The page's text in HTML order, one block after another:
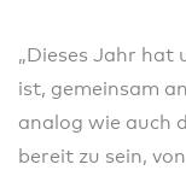
„Dieses Jahr hat
ist, gemeinsam
analog wie auch
bereit zu sein,